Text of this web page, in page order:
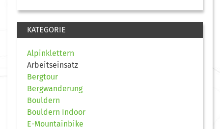
KATEGORIE
Alpinklettern
Arbeitseinsatz
Bergtour
Bergwanderung
Bouldern
Bouldern Indoor
E-Mountainbike